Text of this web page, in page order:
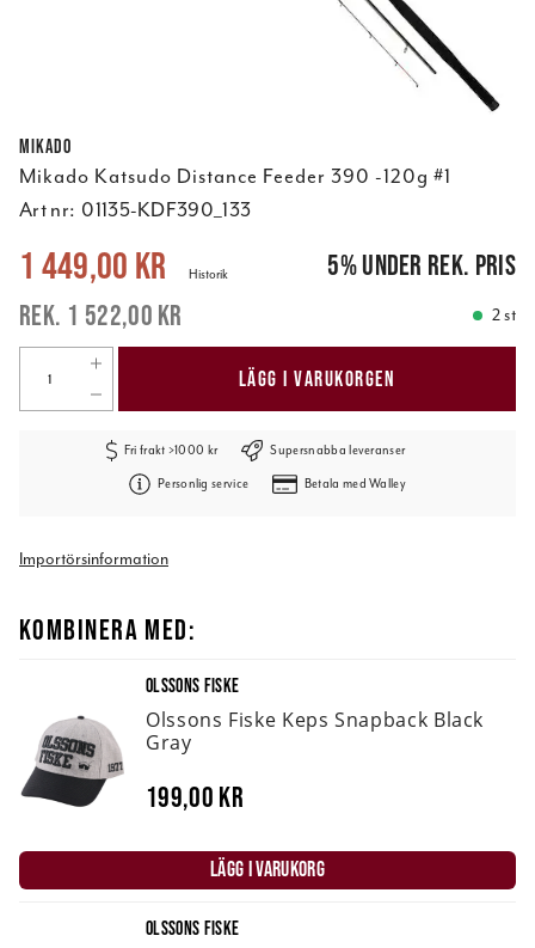
Mikado
Mikado Katsudo Distance Feeder 390 -120g #1
Art nr: 01135-KDF390_133
Nuvarande pris: 1 449,00 kr 1 522,00 kr
1 449,00 kr
1 522,00 kr
Historik 5%under rek. pris
2 st
LÄGG I VARUKORGEN
Fri frakt >1000 kr Supersnabba leveranser
Personlig service Betala med Walley
Importörsinformation
KOMBINERA MED:
OLSSONS FISKE
Olssons Fiske Keps Snapback Black
Gray
199,00 kr
LÄGG I VARUKORG
OLSSONS FISKE